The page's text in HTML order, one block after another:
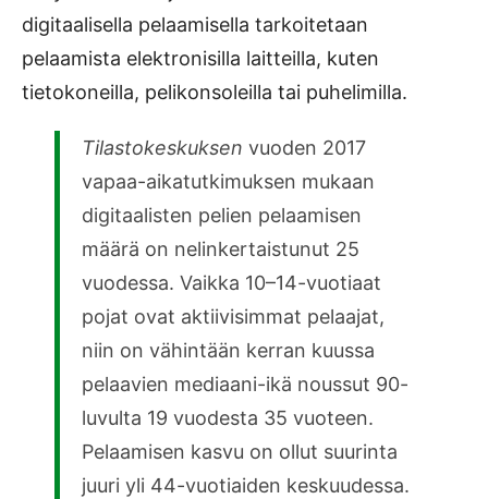
digitaalisella pelaamisella tarkoitetaan
pelaamista elektronisilla laitteilla, kuten
tietokoneilla, pelikonsoleilla tai puhelimilla.
Tilastokeskuksen vuoden 2017
vapaa-aikatutkimuksen mukaan
digitaalisten pelien pelaamisen
määrä on nelinkertaistunut 25
vuodessa. Vaikka 10­–14-vuotiaat
pojat ovat aktiivisimmat pelaajat,
niin on vähintään kerran kuussa
pelaavien mediaani-ikä noussut 90-
luvulta 19 vuodesta 35 vuoteen.
Pelaamisen kasvu on ollut suurinta
juuri yli 44-vuotiaiden keskuudessa.